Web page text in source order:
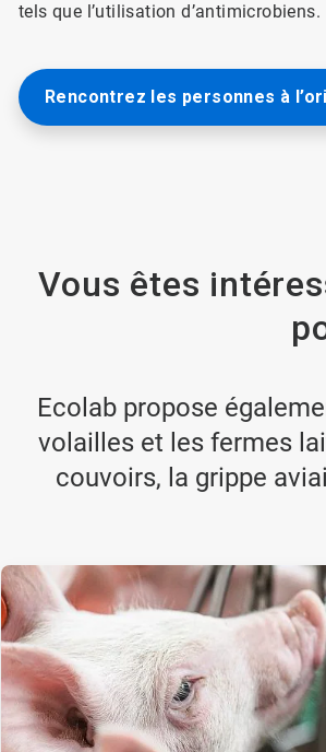
tels que l’utilisation d’antimicrobiens.
Rencontrez les personnes à
Vous êtes
Ecolab propose
volailles et les fermes
couvoirs, la grippe
ArticleTile
2
de
3